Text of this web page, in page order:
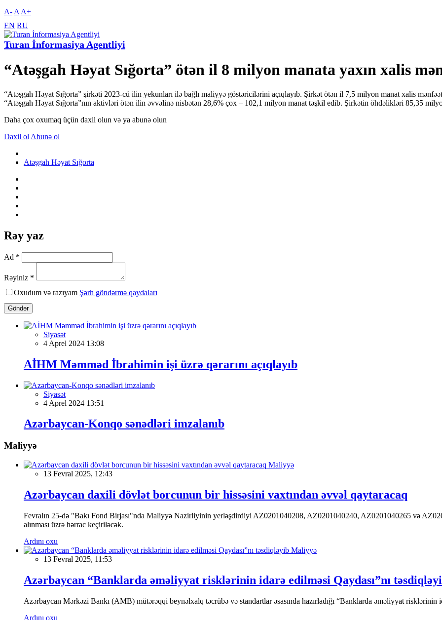
A- A A+
EN RU
Turan İnformasiya Agentliyi
“Atəşgah Həyat Sığorta” ötən il 8 milyon manata yaxın xalis
“Atəşgah Həyat Sığorta” şirkəti 2023-cü ilin yekunları ilə bağlı maliyyə göstəricilərini açıqlayıb. Şirkət ötən il 7,5 milyon manat xalis
“Atəşgah Həyat Sığorta”nın aktivləri ötən ilin əvvəlinə nisbətən 28,6% çox – 102,1 milyon manat təşkil edib. Şirkətin öhdəlikləri 85,35
Daha çox oxumaq üçün daxil olun və ya abunə olun
Daxil ol Abunə ol
Atəşgah Həyat Sığorta
Rəy yaz
Ad *
Rəyiniz *
Oxudum və razıyam Şərh göndərmə qaydaları
Göndər
Siyasət
4 Aprel 2024 13:08
AİHM Məmməd İbrahimin işi üzrə qərarını açıqlayıb
Siyasət
4 Aprel 2024 13:51
Azərbaycan-Konqo sənədləri imzalanıb
Maliyyə
Maliyyə
13 Fevral 2025, 12:43
Azərbaycan daxili dövlət borcunun bir hissəsini vaxtından əvvəl qaytaracaq
Fevralın 25-də "Bakı Fond Birjası"nda Maliyyə Nazirliyinin yerləşdirdiyi AZ0201040208, AZ0201040240, AZ0201040265 və
alınması üzrə hərrac keçiriləcək.
Ardını oxu
Maliyyə
13 Fevral 2025, 11:53
Azərbaycan “Banklarda əməliyyat risklərinin idarə edilməsi Qaydası”nı
Azərbaycan Mərkəzi Bankı (AMB) mütərəqqi beynəlxalq təcrübə və standartlar əsasında hazırladığı “Banklarda əməliyyat risklərinin
Ardını oxu